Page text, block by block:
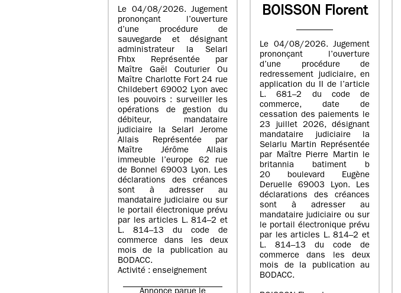
Le 04/08/2026. Jugement
prononçant l’ouverture
d’une procédure de
sauvegarde et désignant
administrateur la Selarl
Fhbx Représentée par
Maître Gaël Couturier Ou
Maître Charlotte Fort 24 rue
Childebert 69002 Lyon avec
les pouvoirs : surveiller les
opérations de gestion du
débiteur, mandataire
judiciaire la Selarl Jerome
Allais Représentée par
Maître Jérôme Allais
immeuble l’europe 62 rue
de Bonnel 69003 Lyon. Les
déclarations des créances
sont à adresser au
mandataire judiciaire ou sur
le portail électronique prévu
par les articles L. 814–2 et
L. 814–13 du code de
commerce dans les deux
mois de la publication au
BODACC.
Activité : enseignement
BOISSON Florent
Le 04/08/2026. Jugement
prononçant l’ouverture
d’une procédure de
redressement judiciaire, en
application du II de l’article
L. 681–2 du code de
commerce, date de
cessation des paiements le
23 juillet 2026, désignant
mandataire judiciaire la
Selarlu Martin Représentée
par Maître Pierre Martin le
britannia batiment b
20 boulevard Eugène
Deruelle 69003 Lyon. Les
déclarations des créances
sont à adresser au
mandataire judiciaire ou sur
le portail électronique prévu
par les articles L. 814–2 et
L. 814–13 du code de
commerce dans les deux
mois de la publication au
BODACC.